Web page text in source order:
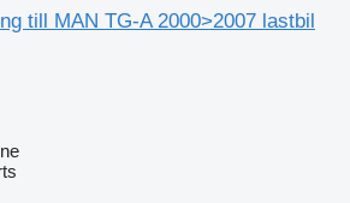
till MAN TG-A 2000>2007 lastbil